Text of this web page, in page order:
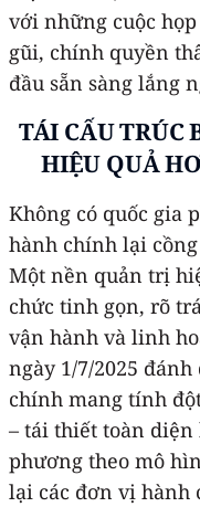
với những cuộc
gũi, chính quyền
đầu sẵn sàng lắng
TÁI CẤU TRÚC
HIỆU QUẢ
Không có quốc gia
hành chính lại
Một nền quản trị
chức tinh gọn, rõ
vận hành và linh
ngày 1/7/2025
chính mang tính
– tái thiết toàn
phương theo mô
lại các đơn vị hành